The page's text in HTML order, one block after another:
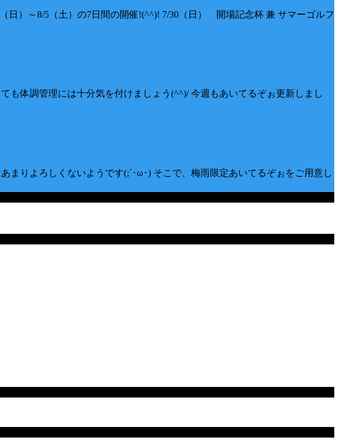
日）～8/5（土）の7日間の開催!(^^)! 7/30（日） 開場記念杯 兼 サマーゴルフ
も体調管理には十分気を付けましょう(^^)/ 今週もあいてるぞぉ更新しまし
まりよろしくないようです(;´･ω･) そこで、梅雨限定あいてるぞぉをご用意し